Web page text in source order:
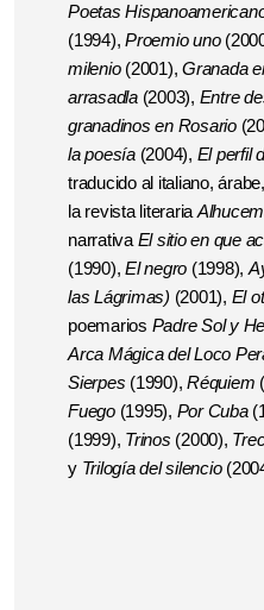
Poetas
(1994), Proemio uno
milenio(2001), Granada
arrasadla(2003), Entre
granadinos en Rosario
la poesía(2004), El perfil
traducido al italiano,
la revista literaria
narrativa El sitio en que
(1990), El negro (1998),
las Lágrimas) (2001), El
poemarios PadreSol y
Arca Mágica del Loco
Sierpes (1990), Réquiem
Fuego(1995), Por Cuba
(1999), Trinos (2000),
y Trilogía del silencio